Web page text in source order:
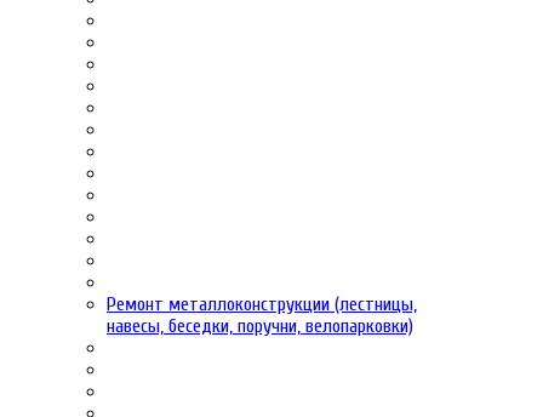
Ремонт металлоконструкции (лестницы,
навесы, беседки, поручни, велопарковки)